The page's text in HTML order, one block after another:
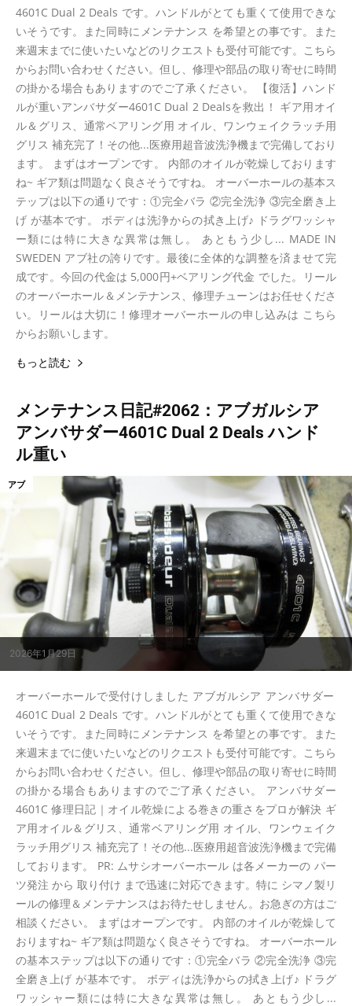
4601C Dual 2 Deals です。ハンドルがとても重くて使用できな
いそうです。また同時にメンテナンス を希望との事です。また
来週末までに使いたいなどのリクエストも受付可能です。こちら
からお問い合わせください。但し、修理や部品の取り寄せに時間
の掛かる場合もありますのでご了承ください。 【復活】ハンド
ルが重いアンバサダー4601C Dual 2 Dealsを救出！ ギア用オイ
ル＆グリス、通常ベアリング用 オイル、ワンウェイクラッチ用
グリス 補充完了！その他...医療用超音波洗浄機まで完備しており
ます。 まずはオープンです。 内部のオイルが乾燥しております
ね~ ギア類は問題なく良さそうですね。 オーバーホールの基本ス
テップは以下の通りです：①完全バラ ②完全洗浄 ③完全磨き上
げ が基本です。 ボディは洗浄からの拭き上げ♪ ドラグワッシャ
ー類には特に大きな異常は無し。 あともう少し... MADE IN
SWEDEN アブ社の誇りです。最後に全体的な調整を済ませて完
成です。今回の代金は 5,000円+ベアリング代金 でした。リール
のオーバーホール＆メンテナンス、修理チューンはお任せくださ
い。リールは大切に！修理オーバーホールの申し込みは こちら
からお願いします。
もっと読む
メンテナンス日記#2062：アブガルシア
アンバサダー4601C Dual 2 Deals ハンド
ル重い
2026年1月29日
アブ
オーバーホールで受付けしました アブガルシア アンバサダー
4601C Dual 2 Deals です。ハンドルがとても重くて使用できな
いそうです。また同時にメンテナンス を希望との事です。また
来週末までに使いたいなどのリクエストも受付可能です。こちら
からお問い合わせください。但し、修理や部品の取り寄せに時間
の掛かる場合もありますのでご了承ください。 アンバサダー
4601C 修理日記｜オイル乾燥による巻きの重さをプロが解決 ギ
ア用オイル＆グリス、通常ベアリング用 オイル、ワンウェイク
ラッチ用グリス 補充完了！その他...医療用超音波洗浄機まで完備
しております。 PR: ムサシオーバーホール は各メーカーの パー
ツ発注 から 取り付け まで迅速に対応できます。特に シマノ製リ
ールの修理＆メンテナンスはお待たせしません。お急ぎの方はご
相談ください。 まずはオープンです。 内部のオイルが乾燥して
おりますね~ ギア類は問題なく良さそうですね。 オーバーホール
の基本ステップは以下の通りです：①完全バラ ②完全洗浄 ③完
全磨き上げ が基本です。 ボディは洗浄からの拭き上げ♪ ドラグ
ワッシャー類には特に大きな異常は無し。 あともう少し...